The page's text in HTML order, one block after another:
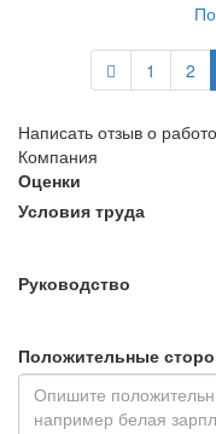
1 2
Написать отзыв о
Компания
Оценки
Условия труда
Руководство
Положительные